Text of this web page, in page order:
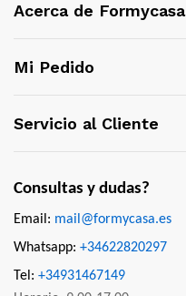
Acerca de Formycasa
Mi Pedido
Servicio al Cliente
Consultas y dudas?
Email: mail@formycasa.es
Whatsapp: +34622820297
Tel: +34931467149